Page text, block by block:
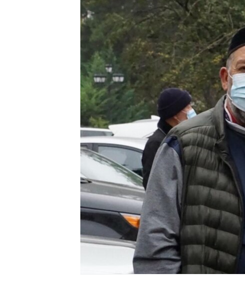
КРЫМ.НЕПОКОРЕННЫЙ
УКРАИНСКАЯ ПРОБЛЕМА КРЫМА